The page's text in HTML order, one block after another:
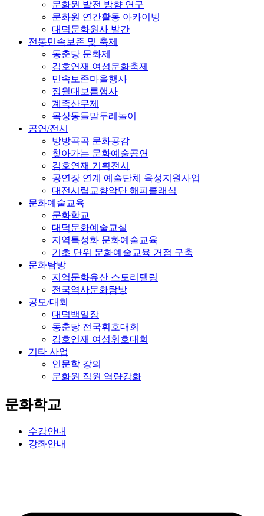
문화원 발전 방향 연구
문화원 연간활동 아카이빙
대덕문화원사 발간
전통민속보존 및 축제
동춘당 문화제
김호연재 여성문화축제
민속보존마을행사
정월대보름행사
계족산무제
목상동들말두레놀이
공연/전시
방방곡곡 문화공감
찾아가는 문화예술공연
김호연재 기획전시
공연장 연계 예술단체 육성지원사업
대전시립교향악단 해피클래식
문화예술교육
문화학교
대덕문화예술교실
지역특성화 문화예술교육
기초 단위 문화예술교육 거점 구축
문화탐방
지역문화유산 스토리텔링
전국역사문화탐방
공모/대회
대덕백일장
동춘당 전국휘호대회
김호연재 여성휘호대회
기타 사업
인문학 강의
문화원 직원 역량강화
문화학교
수강안내
강좌안내